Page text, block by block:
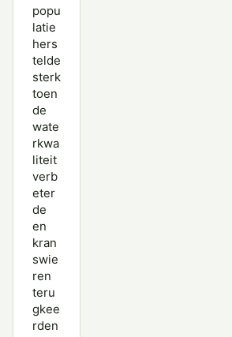
popu
latie
hers
telde
sterk
toen
de
wate
rkwa
liteit
verb
eter
de
en
kran
swie
ren
teru
gkee
rden